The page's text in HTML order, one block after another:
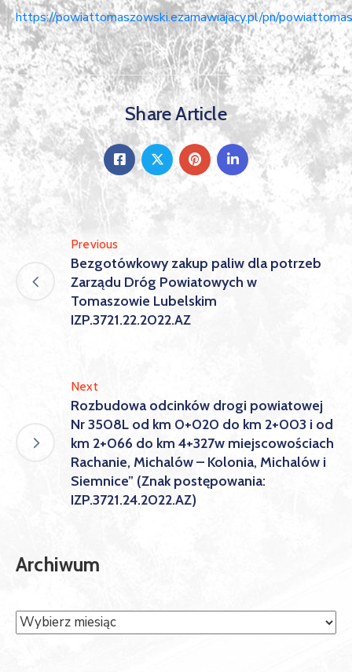
https://powiattomaszowski.ezamawiajacy.pl/pn/
Share Article
Previous
Bezgotówkowy zakup paliw dla potrzeb
Zarządu Dróg Powiatowych w
Tomaszowie Lubelskim
IZP.3721.22.2022.AZ
Next
Rozbudowa odcinków drogi powiatowej
Nr 3508L od km 0+020 do km 2+003 i od
km 2+066 do km 4+327w miejscowościach
Rachanie, Michalów – Kolonia, Michalów i
Siemnice” (Znak postępowania:
IZP.3721.24.2022.AZ)
Archiwum